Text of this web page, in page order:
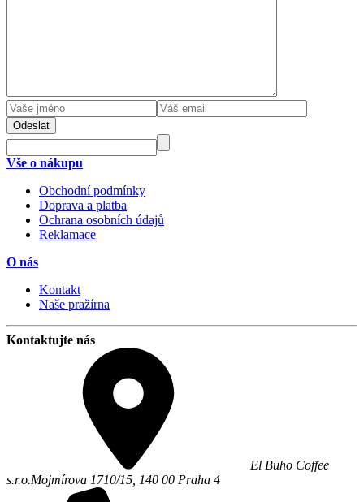
Odeslat
Vše o nákupu
Obchodní podmínky
Doprava a platba
Ochrana osobních údajů
Reklamace
O nás
Kontakt
Naše pražírna
Kontaktujte nás
El Buho Coffee
s.r.o.Mojmírova 1710/15, 140 00 Praha 4